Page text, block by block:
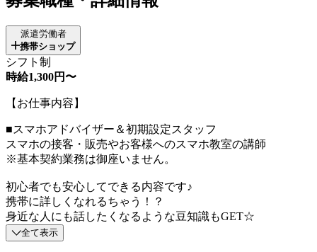
派遣労働者
携帯ショップ
シフト制
時給1,300円〜
【お仕事内容】
■スマホアドバイザー＆初期設定スタッフ
スマホの接客・販売やお客様へのスマホ教室の講師
※基本契約業務は御座いません。
初心者でも安心してできる内容です♪
携帯に詳しくなれるちゃう！？
身近な人にも話したくなるような豆知識もGET☆
全て表示